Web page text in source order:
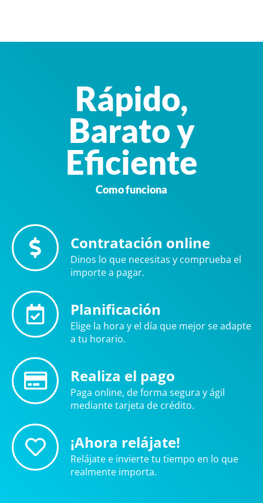
Rápido,
Barato y
Eficiente
Como funciona
Contratación online
Dinos lo que necesitas y comprueba el
importe a pagar.
Planificación
Elige la hora y el día que mejor se adapte
a tu horario.
Realiza el pago
Paga online, de forma segura y ágil
mediante tarjeta de crédito.
¡Ahora relájate!
Relájate e invierte tu tiempo en lo que
realmente importa.